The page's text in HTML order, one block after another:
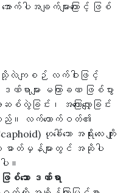
ပါအချက်များကြောင့် ဖြစ်
သို့လဲကျစဉ် လက်ဝါးဖြင့်
များ မကြာခဏ ဖြစ်ပွား
င်း၊ အကြောလျှော့ခြင်း
သည်။ လက်ကောက်ဝတ်၏
ဟုခေါ်သော အရိုးလေး ကျိုး
ာ ဓာတ်မှန်များတွင် အဆိုပါ
ါ။
ြစ်သော ဒဏ်ရာ